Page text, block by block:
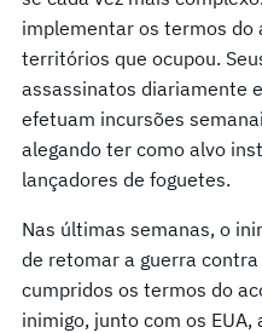
implementar os termos do
territórios que ocupou.
assassinatos diariamente
efetuam incursões
alegando ter como alvo
lançadores de foguetes.
Nas últimas semanas, o
de retomar a guerra
cumpridos os termos do
inimigo, junto com os